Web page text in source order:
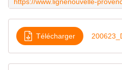
Télécharger